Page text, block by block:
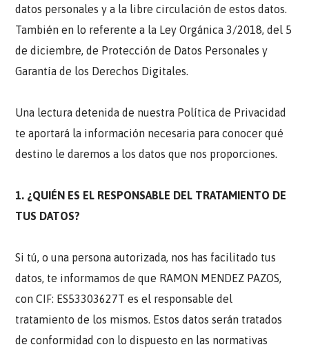
datos personales y a la libre circulación de estos datos.
También en lo referente a la Ley Orgánica 3/2018, del 5
de diciembre, de Protección de Datos Personales y
Garantía de los Derechos Digitales.
Una lectura detenida de nuestra Política de Privacidad
te aportará la información necesaria para conocer qué
destino le daremos a los datos que nos proporciones.
1. ¿QUIÉN ES EL RESPONSABLE DEL TRATAMIENTO DE
TUS DATOS?
Si tú, o una persona autorizada, nos has facilitado tus
datos, te informamos de que RAMON MENDEZ PAZOS,
con CIF: ES53303627T es el responsable del
tratamiento de los mismos. Estos datos serán tratados
de conformidad con lo dispuesto en las normativas